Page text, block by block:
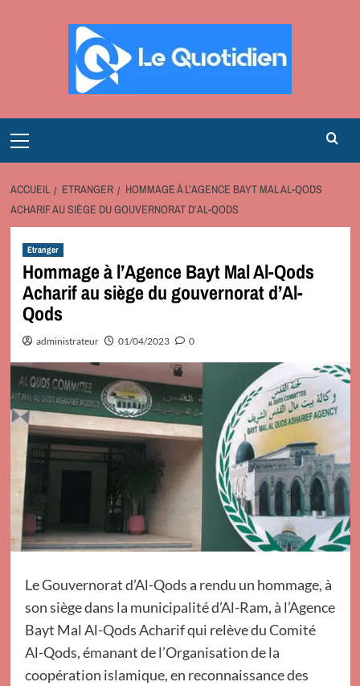
Menu
ACCUEIL ETRANGER
HOMMAGE À L’AGENCE BAYT MAL AL-QODS
ACHARIF AU SIÈGE DU GOUVERNORAT D’AL-QODS
Etranger
Hommage à l’Agence Bayt Mal Al-Qods
Acharif au siège du gouvernorat d’Al-
Qods
administrateur 01/04/2023 0
Le Gouvernorat d’Al-Qods a rendu un hommage, à
son siège dans la municipalité d’Al-Ram, à l’Agence
Bayt Mal Al-Qods Acharif qui relève du Comité
Al-Qods, émanant de l’Organisation de la
coopération islamique, en reconnaissance des